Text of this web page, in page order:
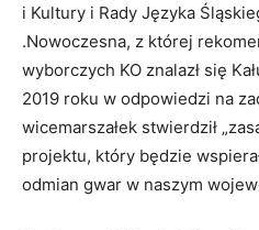
i Kultury i Rady Języka
.Nowoczesna, z której
wyborczych KO znalazł się
2019 roku w odpowiedzi na
wicemarszałek stwierdził
projektu, który będzie
odmian gwar w naszym